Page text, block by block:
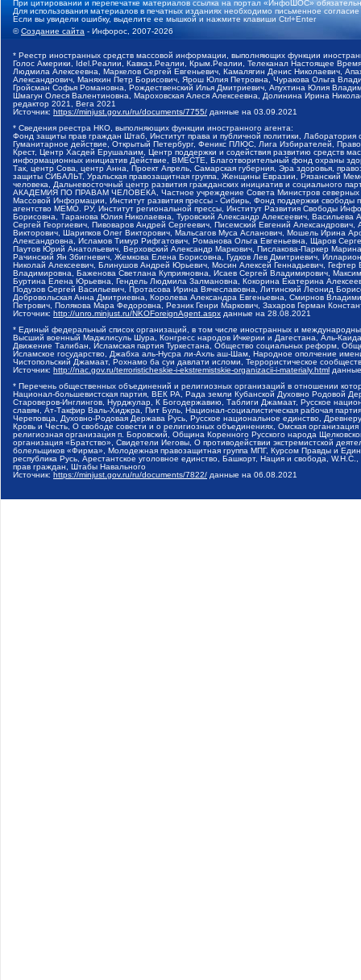
При цитировании и перепечатке материалов ссылка на портал «ИнфоШОС»
Для использования материалов в печатных изданиях необходимо письменное
Если вы увидели ошибку, выделите ее мышкой и нажмите клавиши Ctrl+Enter
©Создание сайта - Инфорос, 2007-2026
* Реестр иностранных средств массовой информации, выполняющих функции
Голос Америки, Idel.Реалии, Кавказ.Реалии, Крым.Реалии, Телеканал Настоящее
Людмила Алексеевна, Маркелов Сергей Евгеньевич, Камалягин Денис Николаевич,
Александрович, Маняхин Петр Борисович, Ярош Юлия Петровна, Чуракова Ольга
Гройсман Софья Романовна, Рождественский Илья Дмитриевич, Апухтина Юлия
Шмагун Олеся Валентиновна, Мароховская Алеся Алексеевна, Долинина Ирина
редактор 2021, Вега 2021
Источник: https://minjust.gov.ru/ru/documents/7755/ данные на 03.09.2021
* Сведения реестра НКО, выполняющих функции иностранного агента:
Фонд защиты прав граждан Штаб, Институт права и публичной политики,
Гуманитарное действие, Открытый Петербург, Феникс ПЛЮС, Лига Избирателей,
Крест, Центр Хасдей Ерушалаим, Центр поддержки и содействия развитию средств
информационных инициатив Действие, ВМЕСТЕ, Благотворительный фонд охраны
Так, центр Сова, центр Анна, Проект Апрель, Самарская губерния, Эра здоровья,
защиты СИБАЛЬТ, Уральская правозащитная группа, Женщины Евразии, Рязанский
человека, Дальневосточный центр развития гражданских инициатив и социального
АКАДЕМИЯ ПО ПРАВАМ ЧЕЛОВЕКА, Частное учреждение Совета Министров северных
Массовой Информации, Институт развития прессы - Сибирь, Фонд поддержки
агентство МЕМО. РУ, Институт региональной прессы, Институт Развития Свободы
Борисовна, Таранова Юлия Николаевна, Туровский Александр Алексеевич,
Сергей Георгиевич, Пивоваров Андрей Сергеевич, Писемский Евгений
Викторович, Шарипков Олег Викторович, Мальсагов Муса Асланович, Мошель Ирина
Александровна, Исламов Тимур Рифгатович, Романова Ольга Евгеньевна, Щаров
Паутов Юрий Анатольевич, Верховский Александр Маркович, Пислакова-Паркер
Рачинский Ян Збигневич, Жемкова Елена Борисовна, Гудков Лев Дмитриевич,
Николай Алексеевич, Блинушов Андрей Юрьевич, Мосин Алексей Геннадьевич,
Владимировна, Баженова Светлана Куприяновна, Исаев Сергей Владимирович,
Буртина Елена Юрьевна, Гендель Людмила Залмановна, Кокорина Екатерина
Подузов Сергей Васильевич, Протасова Ирина Вячеславовна, Литинский Леонид
Добровольская Анна Дмитриевна, Королева Александра Евгеньевна, Смирнов
Петрович, Полякова Мара Федоровна, Резник Генри Маркович, Захаров Герман
Источник: http://unro.minjust.ru/NKOForeignAgent.aspx данные на 28.08.2021
* Единый федеральный список организаций, в том числе иностранных и
Высший военный Маджлисуль Шура, Конгресс народов Ичкерии и Дагестана, Аль-
Движение Талибан, Исламская партия Туркестана, Общество социальных реформ,
Исламское государство, Джабха аль-Нусра ли-Ахль аш-Шам, Народное ополчение
Чистопольский Джамаат, Рохнамо ба суи давлати исломи, Террористическое
Источник: http://nac.gov.ru/terroristicheskie-i-ekstremistskie-organizacii-i-materialy.html
* Перечень общественных объединений и религиозных организаций в отношении
Национал-большевистская партия, ВЕК РА, Рада земли Кубанской Духовно Родовой
Староверов-Инглингов, Нурджулар, К Богодержавию, Таблиги Джамаат, Русское
славян, Ат-Такфир Валь-Хиджра, Пит Буль, Национал-социалистическая рабочая
Череповца, Духовно-Родовая Держава Русь, Русское национальное единство,
Кровь и Честь, О свободе совести и о религиозных объединениях, Омская
религиозная организация п. Боровский, Община Коренного Русского народа
организация «Братство», Свидетели Иеговы, О противодействии экстремистской
болельщиков «Фирма», Молодежная правозащитная группа МПГ, Курсом Правды и
республика Русь, Арестантское уголовное единство, Башкорт, Нация и свобода,
прав граждан, Штабы Навального
Источник: https://minjust.gov.ru/ru/documents/7822/ данные на 06.08.2021